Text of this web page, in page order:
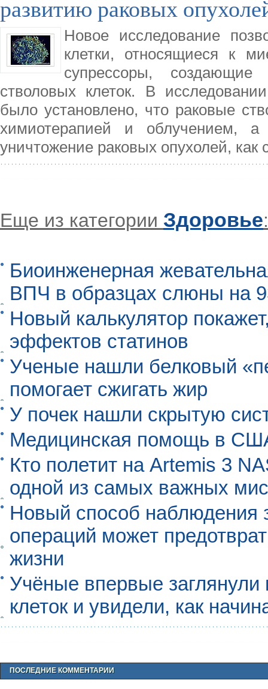
развитию раковых
Новое исследование
клетки, относящиеся к
супрессоры,
стволовых клеток. В
было установлено, что раковые
химиотерапией и облучением,
уничтожение раковых опухолей,
Еще из категории Здоровье:
Биоинженерная
ВПЧ в образцах слюны на
Новый калькулятор
эффектов статинов
Ученые нашли белковый
помогает сжигать жир
У почек нашли скрытую
Медицинская помощь в
Кто полетит на Artemis 3
одной из самых важных
Новый способ наблюдения
операций может
жизни
Учёные впервые
клеток и увидели, как
ПОСЛЕДНИЕ КОММЕНТАРИИ